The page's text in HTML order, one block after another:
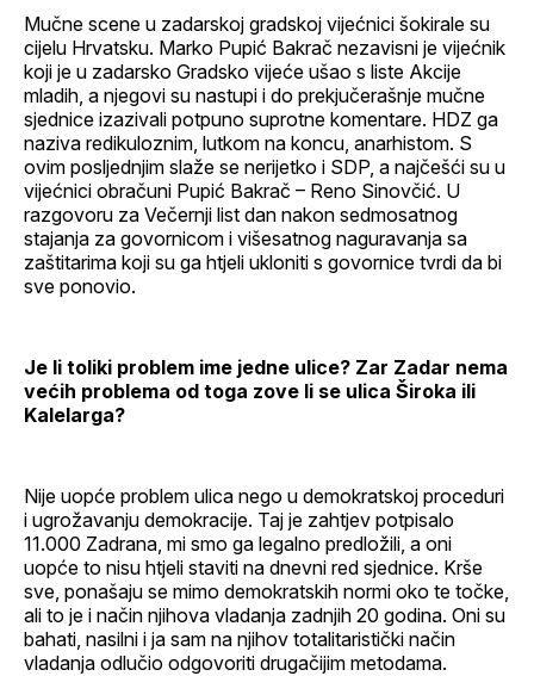
Mučne scene u zadarskoj gradskoj vijećnici šokirale su
cijelu Hrvatsku. Marko Pupić Bakrač nezavisni je vijećnik
koji je u zadarsko Gradsko vijeće ušao s liste Akcije
mladih, a njegovi su nastupi i do prekjučerašnje mučne
sjednice izazivali potpuno suprotne komentare. HDZ ga
naziva redikuloznim, lutkom na koncu, anarhistom. S
ovim posljednjim slaže se nerijetko i SDP, a najčešći su u
vijećnici obračuni Pupić Bakrač – Reno Sinovčić. U
razgovoru za Večernji list dan nakon sedmosatnog
stajanja za govornicom i višesatnog naguravanja sa
zaštitarima koji su ga htjeli ukloniti s govornice tvrdi da bi
sve ponovio.
Je li toliki problem ime jedne ulice? Zar Zadar nema
većih problema od toga zove li se ulica Široka ili
Kalelarga?
Nije uopće problem ulica nego u demokratskoj proceduri
i ugrožavanju demokracije. Taj je zahtjev potpisalo
11.000 Zadrana, mi smo ga legalno predložili, a oni
uopće to nisu htjeli staviti na dnevni red sjednice. Krše
sve, ponašaju se mimo demokratskih normi oko te točke,
ali to je i način njihova vladanja zadnjih 20 godina. Oni su
bahati, nasilni i ja sam na njihov totalitaristički način
vladanja odlučio odgovoriti drugačijim metodama.